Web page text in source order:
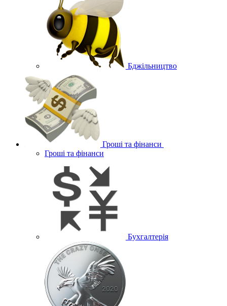
Бджільництво
Гроші та фінанси
Гроші та фінанси
Бухгалтерія